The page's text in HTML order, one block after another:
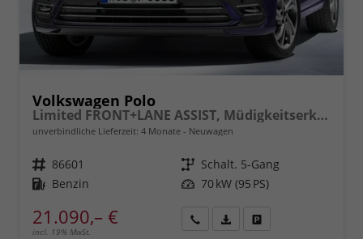
Volkswagen Polo
Limited FRONT+LANE ASSIST, Müdigkeitserkennung, REAR Berganfahrassistent, ISOFIX, eCall, LED, Digital Cockpit, App Connect, CLIMATIC, 15" ALU uvm.
unverbindliche Lieferzeit: 4 Monate Neuwagen
Fahrzeugnr. 86601 Getriebe Schalt. 5-Gang
Kraftstoff Benzin Leistung 70 kW (95 PS)
21.090,– €
incl. 19% MwSt.